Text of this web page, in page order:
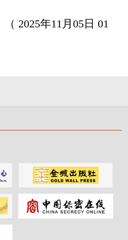
（ 2025年11月05日 01